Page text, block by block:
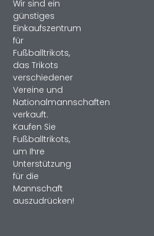
Wir sind ein
günstiges
Einkaufszentrum
für
Fußballtrikots,
das Trikots
verschiedener
Vereine und
Nationalmannschaften
verkauft.
Kaufen Sie
Fußballtrikots,
um Ihre
Unterstützung
für die
Mannschaft
auszudrücken!